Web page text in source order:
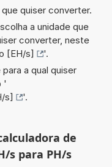
quiser converter.
a unidade que
converter, neste
[EH/s]
'.
a qual quiser
'
s]
'.
de
s para PH/s